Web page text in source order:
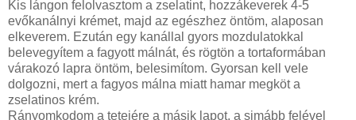
Kis lángon felolvasztom a zselatint, hozzákeverek 4-5
evőkanálnyi krémet, majd az egészhez öntöm, alaposan
elkeverem. Ezután egy kanállal gyors mozdulatokkal
belevegyítem a fagyott málnát, és rögtön a tortaformában
várakozó lapra öntöm, belesimítom. Gyorsan kell vele
dolgozni, mert a fagyos málna miatt hamar megköt a
zselatinos krém.
Rányomkodom a tetejére a másik lapot, a simább felével